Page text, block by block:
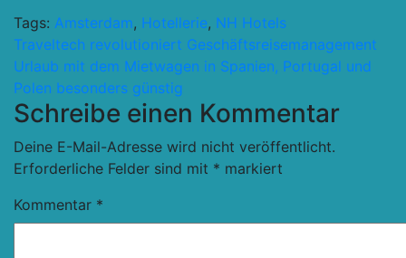
Tags: Amsterdam, Hotellerie, NH Hotels
Beitragsnavigation
Traveltech revolutioniert Geschäftsreisemanagement
Urlaub mit dem Mietwagen in Spanien, Portugal und
Polen besonders günstig
Schreibe einen Kommentar
Deine E-Mail-Adresse wird nicht veröffentlicht.
Erforderliche Felder sind mit * markiert
Kommentar *